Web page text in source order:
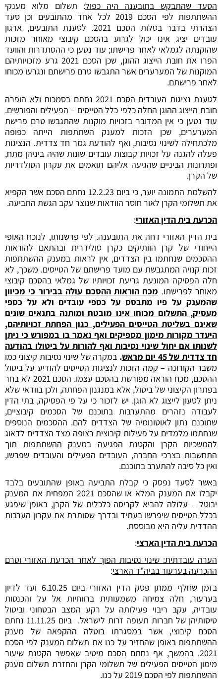
הסעד שהתבקש בתובענה היה כפול: תשלום מלוא מענקי
ההשתתפות לפי הסכם 2019 לכל אחד מהתובעים וכן סעד
הצהרתי בדבר בטלות הסכם 2021. לטענת התובעים, ארגון
עובדים יציג אינו יכול לגרוע בהסכם קיבוצי מאוחר מזכות
שהוקנתה לגמלאי לאחר פרישתו; עוד נטען כי ההסתדרות והוועד
הפרו את חובת הייצוג ההוגן, שכן הסכם 2021 גרע מזכויותיהם
המוקנות של המערערים אשר התגבשו טרם פרישתם ונגרעו מכוחו
לאחר פרישתם.
לטענת נציגות העובדים
הסכם 2021 נחתם בסמכות ולא הופרה
חובת הייצוג ההוגן החלה כלפי כלל הטייסים – הפעילים והפורשים.
עוד נטען כי אין המדובר בזכויות מוקנות שהתגבשו טרם פרישת
המערערים, שכן הזכות למענק השתתפות הייתה כפופה
מלכתחילה לשינוי נסיבות, ואף להודעת גמר חד צדדית. הנציגות
פעלה להגנה על זכויות קבוצות עובדים שונות שהיה ביניהן מתח,
ופתרונות הביניים שהגיעה אליהם תואמים את עקרון הסולדריות
של הקרן.
להשלמת התמונה יוער, כי ביום 12.2.23 נחתם הסכם אשר הקפיא
את תשלומי הקרן לאור חוסר הוודאות שנוצר עקב הגשת התביעה.
הכרעת בית הדין האזורי:
בית הדין האזורי דחה את התובענה. לפי פרשנותו, לנוכח האופי
הייחודי של קרן הוותיקים כקרן סולידרית ובהתאם להוראות
ההסכמים שנחתמו בין הצדדים, אין לראות במענק ההשתתפות
זכות קנויה המתגבשת עם מועד פרישתם של הטייסים. משכך, לא
חלה הפסיקה המונעת גריעת זכויותיו של גמלאי בהסכם קיבוצי
מאוחר לפרישתו. מכח הוראות ההסכם עולה בבירור כי מכיוון
שהמענק על פיו מתבסס על כספי עובדים ולא על כספי
מעסיק, התשלום מכוחו אינו מובטח ומותנה בתנאים שונים
שאינם בשליטת הטייסים הפעילים, כגון הפחתת זכויותיהם,
היעדר מקורות מימון מספיקים ואף נאמר בו במפורש כי ניתן
לשנותו אם יחול שינוי נסיבות ואף להורות על ביטולו בהודעה
חד צדדית של 45 יום מראש
. במקרה של שינוי נסיבות קיצוני כמו
משבר הקורונה – קמה הזכות לנציגות הטייסים להודיע על ביטול
ההסכם, מכח הוראה מפורשת בהסכם עצמו. הסכם 2021 לא בחר
בפתרון הקיצוני של ביטול, אלא במנגנון הפחתה, ולכן בוודאי שלא
ניתן לטעון לייצוג לא הוגן. יש לזכור כי על פי הפסיקה, בתי הדין
לעבודה נזהרים מהתערבות בתוכנם של הסכמים קיבוציים,
שתוכנם נתון לאוטונומיה של הצדדים להם. ההסכמים הנוספים
שנחתמו מלמדים על פעילות קיבוצית רצופה מצד הצדדים לדאוג
להמשכיות הקרן והקטנת הפגיעה במענק ההשתתפות תוך
התחשבות בצרכי החברה, העובדים הפעילים והעובדים שפרשו,
ואין כל סיבה להתערב בתוכנם.
באשר לסעד נפסק כי קבלת התביעה באופן שהתובעים בלבד
יקבלו את המענק המלא או שהסכם 2021 המפחית את המענק
יבוטל – עלולה להביא לקריסה כלכלית של הקרן, באופן שיפגע
בכלל הטייסים שיפרשו בעתיד ובדרך שסותרת את עקרון הערבות
ההדדית עליה היא מבוססת.
הכרעת בית הדין הארצי:
הערה עובדתית: שינוי נסיבות הפוך לאחר הכרעת האזורי וטרם
ההכרעה בערעור בביה"ד הארצי:
בזמן שחלף ממתן פסק הדין האזורי ביום 6.10.25 ועד לדיון
בערעור, חלה צמיחה משמעותית ברווחיות אל על והכנסות
עובדיה, עקב ריבוי פעילותה על רקע המצב הבטחוני וביטול
טיסותיהן של חברות תעופה זרות לישראל. ביום 11.11.25 נחתם
הסכם קיבוצי, אשר במסגרתו בוטלה ההקפאה של מענק
ההשתתפות באופן שהחזיר על כנו את תשלום המענק לפי הסכם
2021. בהמשך, אף נחתם הסכם מיטיב שאפשר הקטנת שיעור
מימון הטייסים הפעילים של תשלומי הקרן והחזרת תשלום מענק
ההשתתפות לפי הסכם 2019 על כנו.